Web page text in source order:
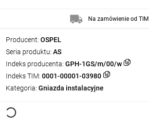
Producent: OSPEL
Seria produktu: AS
Indeks producenta: GPH-1GS/m/00/w
Indeks TIM: 0001-00001-03980
Kategoria: Gniazda instalacyjne
Na zamówienie od TIM